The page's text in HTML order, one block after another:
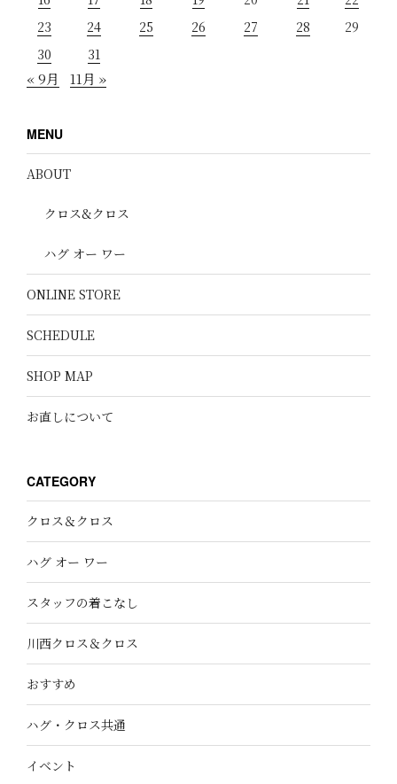
23
24 25 26 27 28
29
30
31
« 9月 11月 »
MENU
ABOUT
クロス&クロス
ハグ オー ワー
ONLINE STORE
SCHEDULE
SHOP MAP
お直しについて
CATEGORY
クロス＆クロス
ハグ オー ワー
スタッフの着こなし
川西クロス＆クロス
おすすめ
ハグ・クロス共通
イベント